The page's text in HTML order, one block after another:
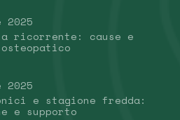
2025
ricorrente: cause e
2025
e stagione fredda:
e supporto